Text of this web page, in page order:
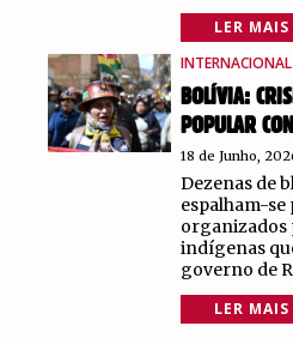
LER MAIS
INTERNACIONAL
BOLÍVIA:
POPULAR
18 de Junho,
Dezenas de
espalham-se
organizados
indígenas
governo de
LER MAIS